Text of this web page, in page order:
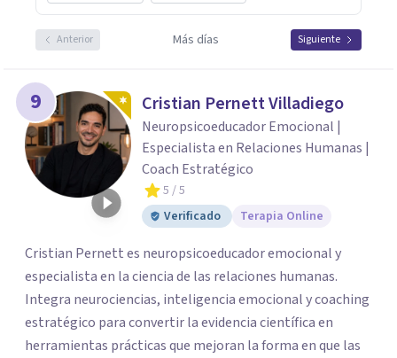
Anterior Más días Siguiente
9 Cristian Pernett Villadiego
Neuropsicoeducador Emocional |
Especialista en Relaciones Humanas |
Coach Estratégico
5 / 5
Verificado
Terapia Online
Cristian Pernett es neuropsicoeducador emocional y
especialista en la ciencia de las relaciones humanas.
Integra neurociencias, inteligencia emocional y coaching
estratégico para convertir la evidencia científica en
herramientas prácticas que mejoran la forma en que las